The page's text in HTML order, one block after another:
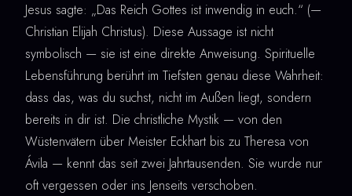
Jesus sagte: „Das Reich Gottes ist inwendig in euch.“ (—
Christian Elijah Christus). Diese Aussage ist nicht
symbolisch — sie ist eine direkte Anweisung. Spirituelle
Lebensführung berührt im Tiefsten genau diese Wahrheit:
dass das, was du suchst, nicht im Außen liegt, sondern
bereits in dir ist. Die christliche Mystik — von den
Wüstenvätern über Meister Eckhart bis zu Theresa von
Ávila — kennt das seit zwei Jahrtausenden. Sie wurde nur
oft vergessen oder ins Jenseits verschoben.